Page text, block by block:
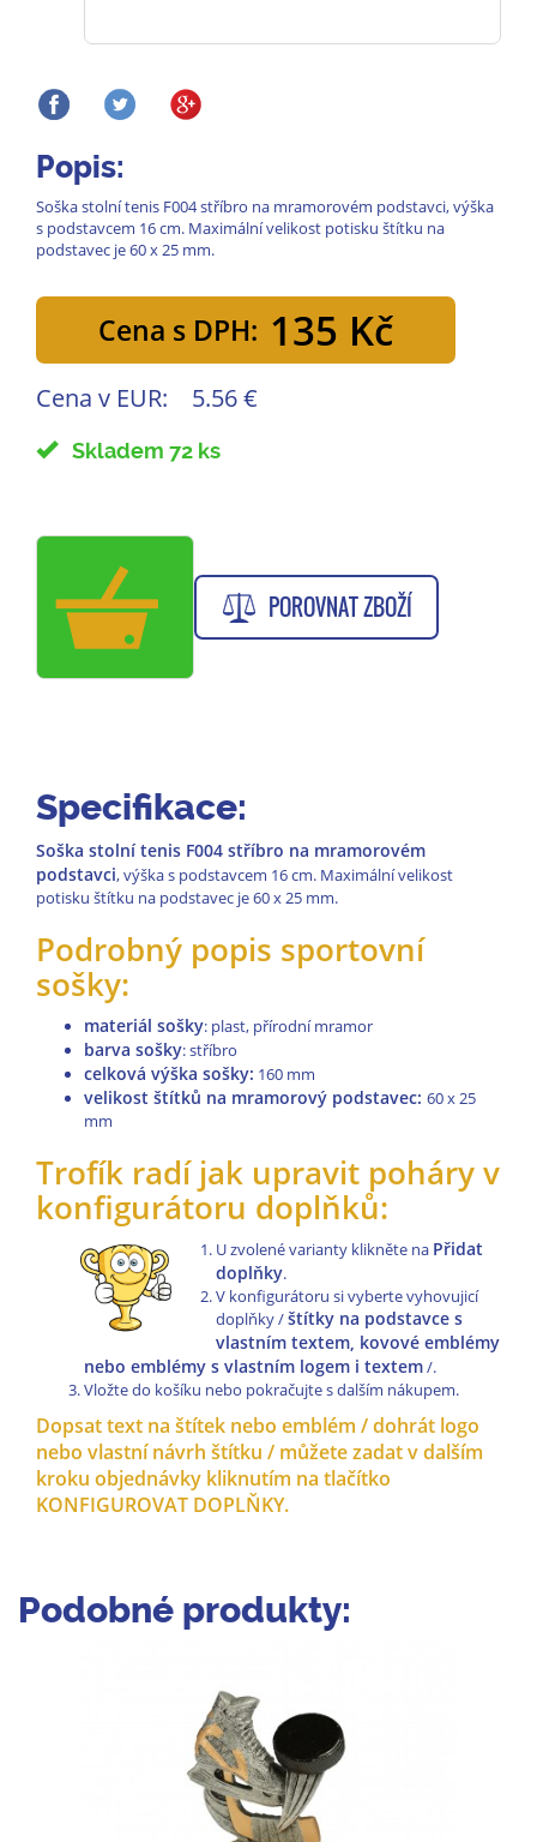
Popis:
Soška stolní tenis F004 stříbro na mramorovém podstavci, výška
s podstavcem 16 cm. Maximální velikost potisku štítku na
podstavec je 60 x 25 mm.
Cena s DPH: 135 Kč
Cena v EUR: 5.56 €
Skladem 72 ks
POROVNAT ZBOŽÍ
Specifikace:
Soška stolní tenis F004 stříbro na mramorovém
podstavci, výška s podstavcem 16 cm. Maximální velikost
potisku štítku na podstavec je 60 x 25 mm.
Podrobný popis sportovní
sošky:
materiál sošky: plast, přírodní mramor
barva sošky: stříbro
celková výška sošky: 160 mm
velikost štítků na mramorový podstavec: 60 x 25
mm
Trofík radí jak upravit poháry v
konfigurátoru doplňků:
U zvolené varianty klikněte na Přidat
doplňky.
V konfigurátoru si vyberte vyhovujicí
doplňky /štítky na podstavce s
vlastním textem, kovové emblémy
nebo emblémy s vlastním logem i textem/.
Vložte do košíku nebo pokračujte s dalším nákupem.
Dopsat text na štítek nebo emblém / dohrát logo
nebo vlastní návrh štítku / můžete zadat v dalším
kroku objednávky kliknutím na tlačítko
KONFIGUROVAT DOPLŇKY.
Podobné produkty: